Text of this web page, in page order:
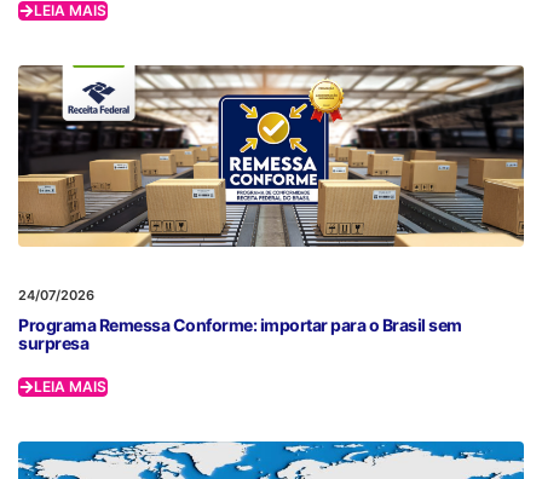
LEIA MAIS
24/07/2026
Programa Remessa Conforme: importar para o Brasil sem
surpresa
LEIA MAIS